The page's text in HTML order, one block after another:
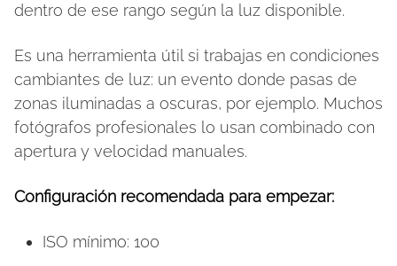
dentro de ese rango según la luz disponible.
Es una herramienta útil si trabajas en condiciones
cambiantes de luz: un evento donde pasas de
zonas iluminadas a oscuras, por ejemplo. Muchos
fotógrafos profesionales lo usan combinado con
apertura y velocidad manuales.
Configuración recomendada para empezar:
ISO mínimo: 100